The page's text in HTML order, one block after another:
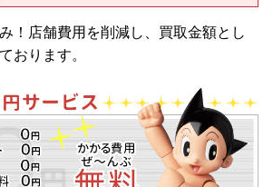
！店舗費用を削減し、買取金額とし
おります。